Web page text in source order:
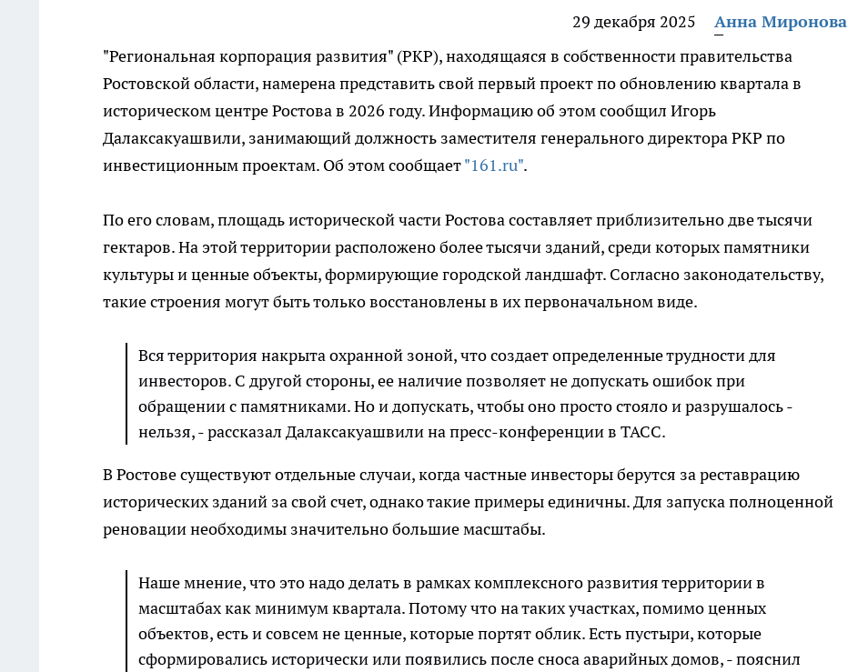
29 декабря 2025
Анна Миронова
"Региональная корпорация развития" (РКР), находящаяся в собственности правительства
Ростовской области, намерена представить свой первый проект по обновлению квартала в
историческом центре Ростова в 2026 году. Информацию об этом сообщил Игорь
Далаксакуашвили, занимающий должность заместителя генерального директора РКР по
инвестиционным проектам. Об этом сообщает"161.ru".
По его словам, площадь исторической части Ростова составляет приблизительно две тысячи
гектаров. На этой территории расположено более тысячи зданий, среди которых памятники
культуры и ценные объекты, формирующие городской ландшафт. Согласно законодательству,
такие строения могут быть только восстановлены в их первоначальном виде.
Вся территория накрыта охранной зоной, что создает определенные трудности для
инвесторов. С другой стороны, ее наличие позволяет не допускать ошибок при
обращении с памятниками. Но и допускать, чтобы оно просто стояло и разрушалось -
нельзя, - рассказал Далаксакуашвили на пресс-конференции в ТАСС.
В Ростове существуют отдельные случаи, когда частные инвесторы берутся за реставрацию
исторических зданий за свой счет, однако такие примеры единичны. Для запуска полноценной
реновации необходимы значительно большие масштабы.
Наше мнение, что это надо делать в рамках комплексного развития территории в
масштабах как минимум квартала. Потому что на таких участках, помимо ценных
объектов, есть и совсем не ценные, которые портят облик. Есть пустыри, которые
сформировались исторически или появились после сноса аварийных домов, - пояснил